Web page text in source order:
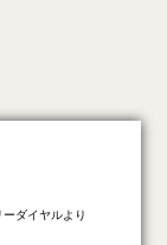
ダイヤルより